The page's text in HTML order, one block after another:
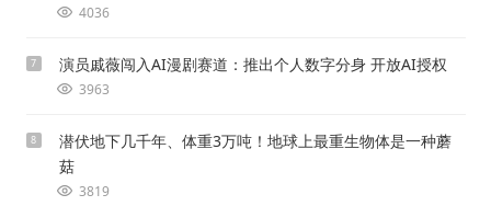
4036
7 演员戚薇闯入AI漫剧赛道：推出个人数字分身 开放AI授权
3963
8
潜伏地下几千年、体重3万吨！地球上最重生物体是一种蘑
菇
3819